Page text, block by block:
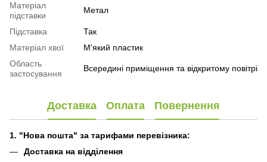
Матеріал
підставки
Метал
Підставка
Так
Матеріал хвої
М'який пластик
Область
застосування
Всередині приміщення та відкритому повітрі
Доставка Оплата Повернення
1. "Нова пошта" за тарифами перевізника:
Доставка на відділення